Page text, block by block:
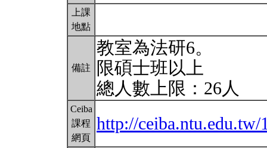
上課
地點
備註
教室為法研6。
限碩士班以上
總人數上限：26人
Ceiba
課程
網頁
http://